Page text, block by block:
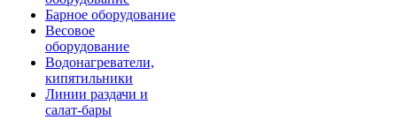
Барное оборудование
Весовое
оборудование
Водонагреватели,
кипятильники
Линии раздачи и
салат-бары